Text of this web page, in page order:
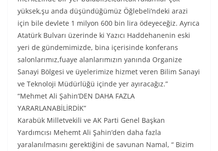
yüksek,şu anda düşündüğümüz Öğlebeli’ndeki arazi
için bile devlete 1 milyon 600 bin lira ödeyeceğiz. Ayrıca
Atatürk Bulvarı üzerinde ki Yazıcı Haddehanenin eski
yeri de gündemimizde, bina içerisinde konferans
salonlarımız,fuaye alanlarımızın yanında Organize
Sanayi Bölgesi ve üyelerimize hizmet veren Bilim Sanayi
ve Teknoloji Müdürlüğü içinde yer ayıracağız.”
“Mehmet Ali Şahin’DEN DAHA FAZLA
YARARLANABİLİRDİK”
Karabük Milletvekili ve AK Parti Genel Başkan
Yardımcısı Mehemt Ali Şahin’den daha fazla
yaralanılmasını gerektiğini de savunan Namal, “ Bizim